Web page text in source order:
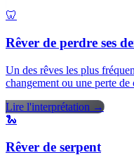
🦷
Rêver de perdre ses
Un des rêves les plus
changement ou une perte de
Lire l'interprétation →
🐍
Rêver de serpent